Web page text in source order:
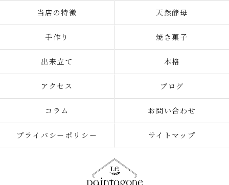
当店の特徴 天然酵母
手作り 焼き菓子
出来立て 本格
アクセス ブログ
コラム お問い合わせ
プライバシーポリシー サイトマップ